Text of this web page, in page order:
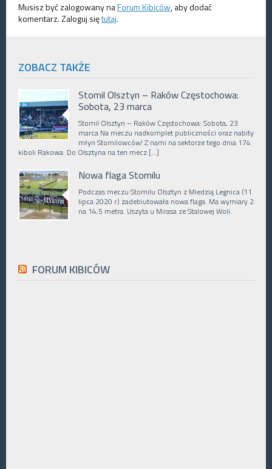
Musisz być zalogowany naForum Kibiców, aby dodać
komentarz. Zaloguj siętutaj.
ZOBACZ TAKŻE
Stomil Olsztyn – Raków Częstochowa:
Sobota, 23 marca
Stomil Olsztyn – Raków Częstochowa: Sobota, 23
marca Na meczu nadkomplet publiczności oraz nabity
młyn Stomilowców! Z nami na sektorze tego dnia 174
kiboli Rakowa. Do Olsztyna na ten mecz […]
Nowa flaga Stomilu
Podczas meczu Stomilu Olsztyn z Miedzią Legnica (11
lipca 2020 r.) zadebiutowała nowa flaga. Ma wymiary 2
na 14,5 metra. Uszyta u Mirasa ze Stalowej Woli.
FORUM KIBICÓW